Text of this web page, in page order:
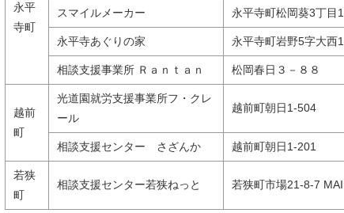
永平
寺町
スマイルメーカー 永平寺町松岡葵3丁目
永平寺あぐりの家 永平寺町岩野5字大西
相談支援事業所 Ｒａｎｔａｎ 松岡春日３－８８
越前
町
光道園就労支援事業所フ・クレ
ール
越前町朝日1-504
相談支援センター さざんか 越前町朝日1-201
若狭
町
相談支援センター若狭ねっと 若狭町市場21-8-7